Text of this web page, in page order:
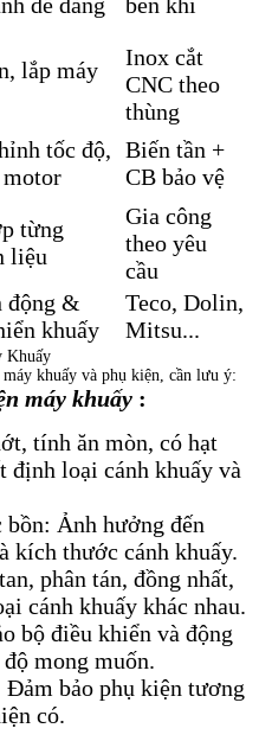
lắp máy
Inox cắt
CNC theo
thùng
tốc độ,
motor
Biến tần +
CB bảo vệ
từng
liệu
Gia công
theo yêu
cầu
động &
khuấy
Teco, Dolin,
Mitsu...
Khuấy
khuấy và phụ kiện, cần lưu ý:
máy khuấy :
tính ăn mòn, có hạt
định loại cánh khuấy và
Ảnh hưởng đến
kích thước cánh khuấy.
phân tán, đồng nhất,
cánh khuấy khác nhau.
bộ điều khiển và động
mong muốn.
bảo phụ kiện tương
có.